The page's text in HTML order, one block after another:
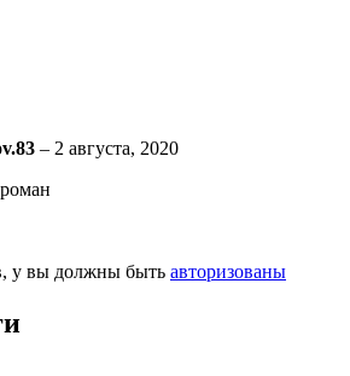
– 2 августа, 2020
у вы должны быть авторизованы